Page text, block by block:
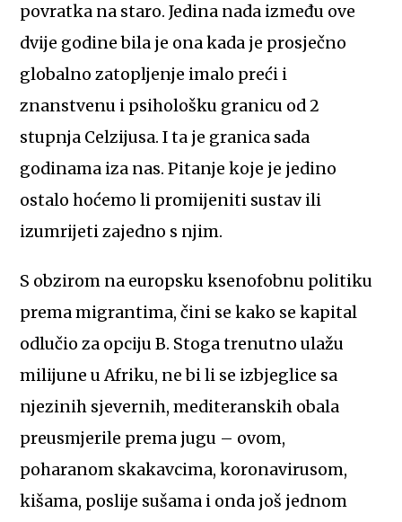
povratka na staro. Jedina nada između ove
dvije godine bila je ona kada je prosječno
globalno zatopljenje imalo preći i
znanstvenu i psihološku granicu od 2
stupnja Celzijusa. I ta je granica sada
godinama iza nas. Pitanje koje je jedino
ostalo hoćemo li promijeniti sustav ili
izumrijeti zajedno s njim.
S obzirom na europsku ksenofobnu politiku
prema migrantima, čini se kako se kapital
odlučio za opciju B. Stoga trenutno ulažu
milijune u Afriku, ne bi li se izbjeglice sa
njezinih sjevernih, mediteranskih obala
preusmjerile prema jugu – ovom,
poharanom skakavcima, koronavirusom,
kišama, poslije sušama i onda još jednom